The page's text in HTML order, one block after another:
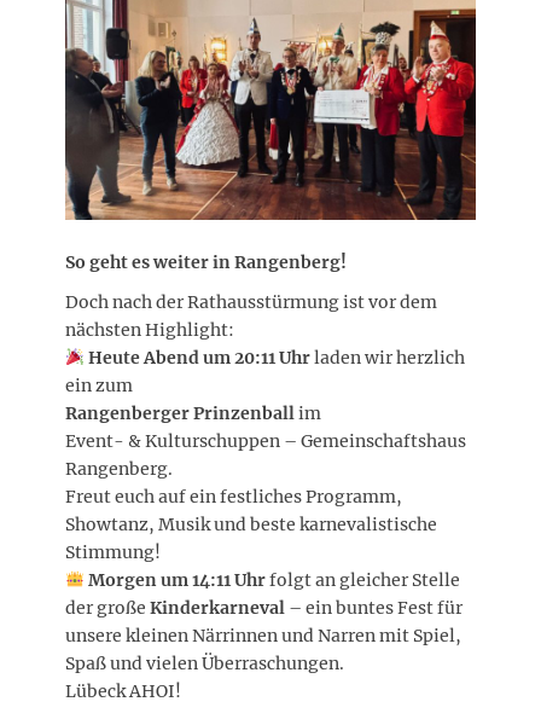
So geht es weiter in Rangenberg!
Doch nach der Rathausstürmung ist vor dem
nächsten Highlight:
Heute Abend um 20:11 Uhrladen wir herzlich
ein zum
Rangenberger Prinzenballim
Event- & Kulturschuppen – Gemeinschaftshaus
Rangenberg.
Freut euch auf ein festliches Programm,
Showtanz, Musik und beste karnevalistische
Stimmung!
Morgen um 14:11 Uhrfolgt an gleicher Stelle
der große Kinderkarneval – ein buntes Fest für
unsere kleinen Närrinnen und Narren mit Spiel,
Spaß und vielen Überraschungen.
Lübeck AHOI!